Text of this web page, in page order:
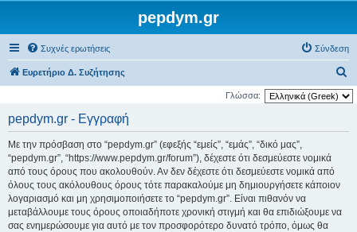
pepdym.gr
Συχνές ερωτήσεις Σύνδεση
Ευρετήριο Δ. Συζήτησης
ν
Γλώσσα:
pepdym.gr - Εγγραφή
Με την πρόσβαση στο “pepdym.gr” (εφεξής “εμείς”, “εμάς”, “δικό μας”,
“pepdym.gr”, “https://www.pepdym.gr/forum”), δέχεστε ότι δεσμεύεστε νομικά
από τους όρους που ακολουθούν. Αν δεν δέχεστε ότι δεσμεύεστε νομικά από
όλους τους ακόλουθους όρους τότε παρακαλούμε μη δημιουργήσετε κάποιον
λογαριασμό και μη χρησιμοποιήσετε το “pepdym.gr”. Είναι πιθανόν να
μεταβάλλουμε τους όρους οποιαδήποτε χρονική στιγμή και θα επιδιώξουμε να
σας ενημερώσουμε για αυτό με τον προσφορότερο δυνατό τρόπο, όμως θα